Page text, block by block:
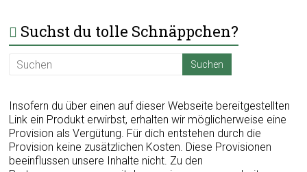
Suchst du tolle Schnäppchen?
Insofern du über einen auf dieser Webseite bereitgestellten
Link ein Produkt erwirbst, erhalten wir möglicherweise eine
Provision als Vergütung. Für dich entstehen durch die
Provision keine zusätzlichen Kosten. Diese Provisionen
beeinflussen unsere Inhalte nicht. Zu den